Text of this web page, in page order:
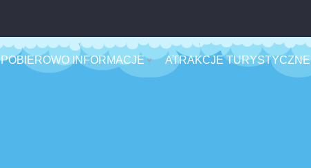
POBIEROWO INFORMACJE ATRAKCJE TURYSTYCZNE